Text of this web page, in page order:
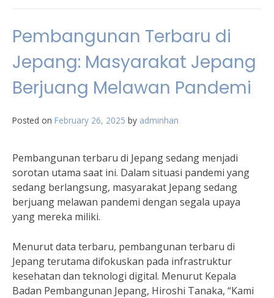
Pembangunan Terbaru di
Jepang: Masyarakat Jepang
Berjuang Melawan Pandemi
Posted on February 26, 2025 by adminhan
Pembangunan terbaru di Jepang sedang menjadi
sorotan utama saat ini. Dalam situasi pandemi yang
sedang berlangsung, masyarakat Jepang sedang
berjuang melawan pandemi dengan segala upaya
yang mereka miliki.
Menurut data terbaru, pembangunan terbaru di
Jepang terutama difokuskan pada infrastruktur
kesehatan dan teknologi digital. Menurut Kepala
Badan Pembangunan Jepang, Hiroshi Tanaka, “Kami